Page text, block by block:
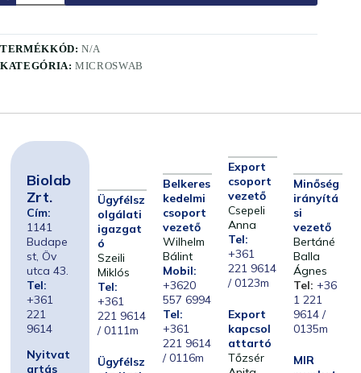
TERMÉKKÓD:N/A
KATEGÓRIA:MICROSWAB
Biolab
Zrt.
Cím:
1141
Budape
st, Öv
utca 43.
Tel:
+361
221
9614
Nyitvat
artás
Ügyfélsz
olgálati
igazgat
ó
Szeili
Miklós
Tel:
+361
221 9614
/ 0111m
Ügyfélsz
Belkeres
kedelmi
csoport
vezető
Wilhelm
Bálint
Mobil:
+3620
557 6994
Tel:
+361
221 9614
/ 0116m
Export
csoport
vezető
Csepeli
Anna
Tel:
+361
221 9614
/ 0123m
Export
kapcsol
attartó
Tőzsér
Minőség
irányítá
si
vezető
Bertáné
Balla
Ágnes
Tel: +36
1 221
9614 /
0135m
MIR